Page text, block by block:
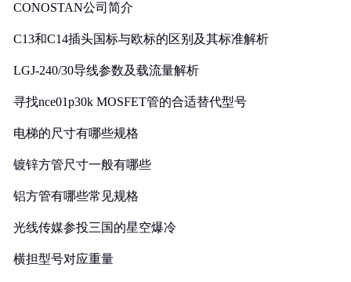
CONOSTAN公司简介
C13和C14插头国标与欧标的区别及其标准解析
LGJ-240/30导线参数及载流量解析
寻找nce01p30k MOSFET管的合适替代型号
电梯的尺寸有哪些规格
镀锌方管尺寸一般有哪些
铝方管有哪些常见规格
光线传媒参投三国的星空爆冷
横担型号对应重量